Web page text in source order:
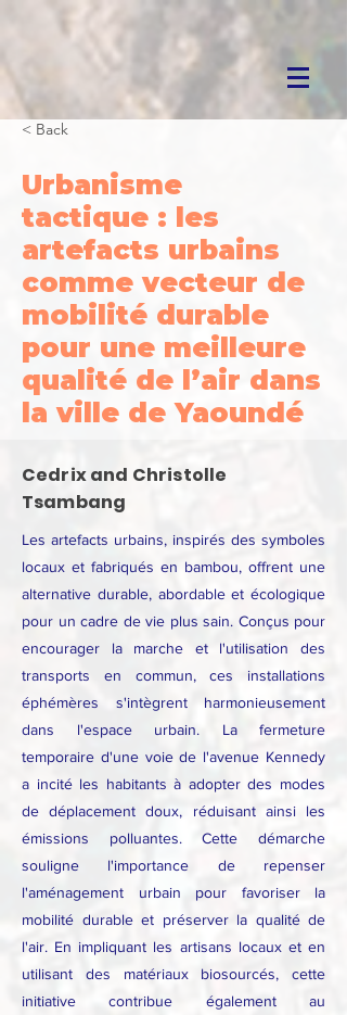
< Back
Urbanisme
tactique : les
artefacts urbains
comme vecteur de
mobilité durable
pour une meilleure
qualité de l’air dans
la ville de Yaoundé
Cedrix and Christolle
Tsambang
Les artefacts urbains, inspirés des symboles
locaux et fabriqués en bambou, offrent une
alternative durable, abordable et écologique
pour un cadre de vie plus sain. Conçus pour
encourager la marche et l'utilisation des
transports en commun, ces installations
éphémères s'intègrent harmonieusement
dans l'espace urbain. La fermeture
temporaire d'une voie de l'avenue Kennedy
a incité les habitants à adopter des modes
de déplacement doux, réduisant ainsi les
émissions polluantes. Cette démarche
souligne l'importance de repenser
l'aménagement urbain pour favoriser la
mobilité durable et préserver la qualité de
l'air. En impliquant les artisans locaux et en
utilisant des matériaux biosourcés, cette
initiative contribue également au